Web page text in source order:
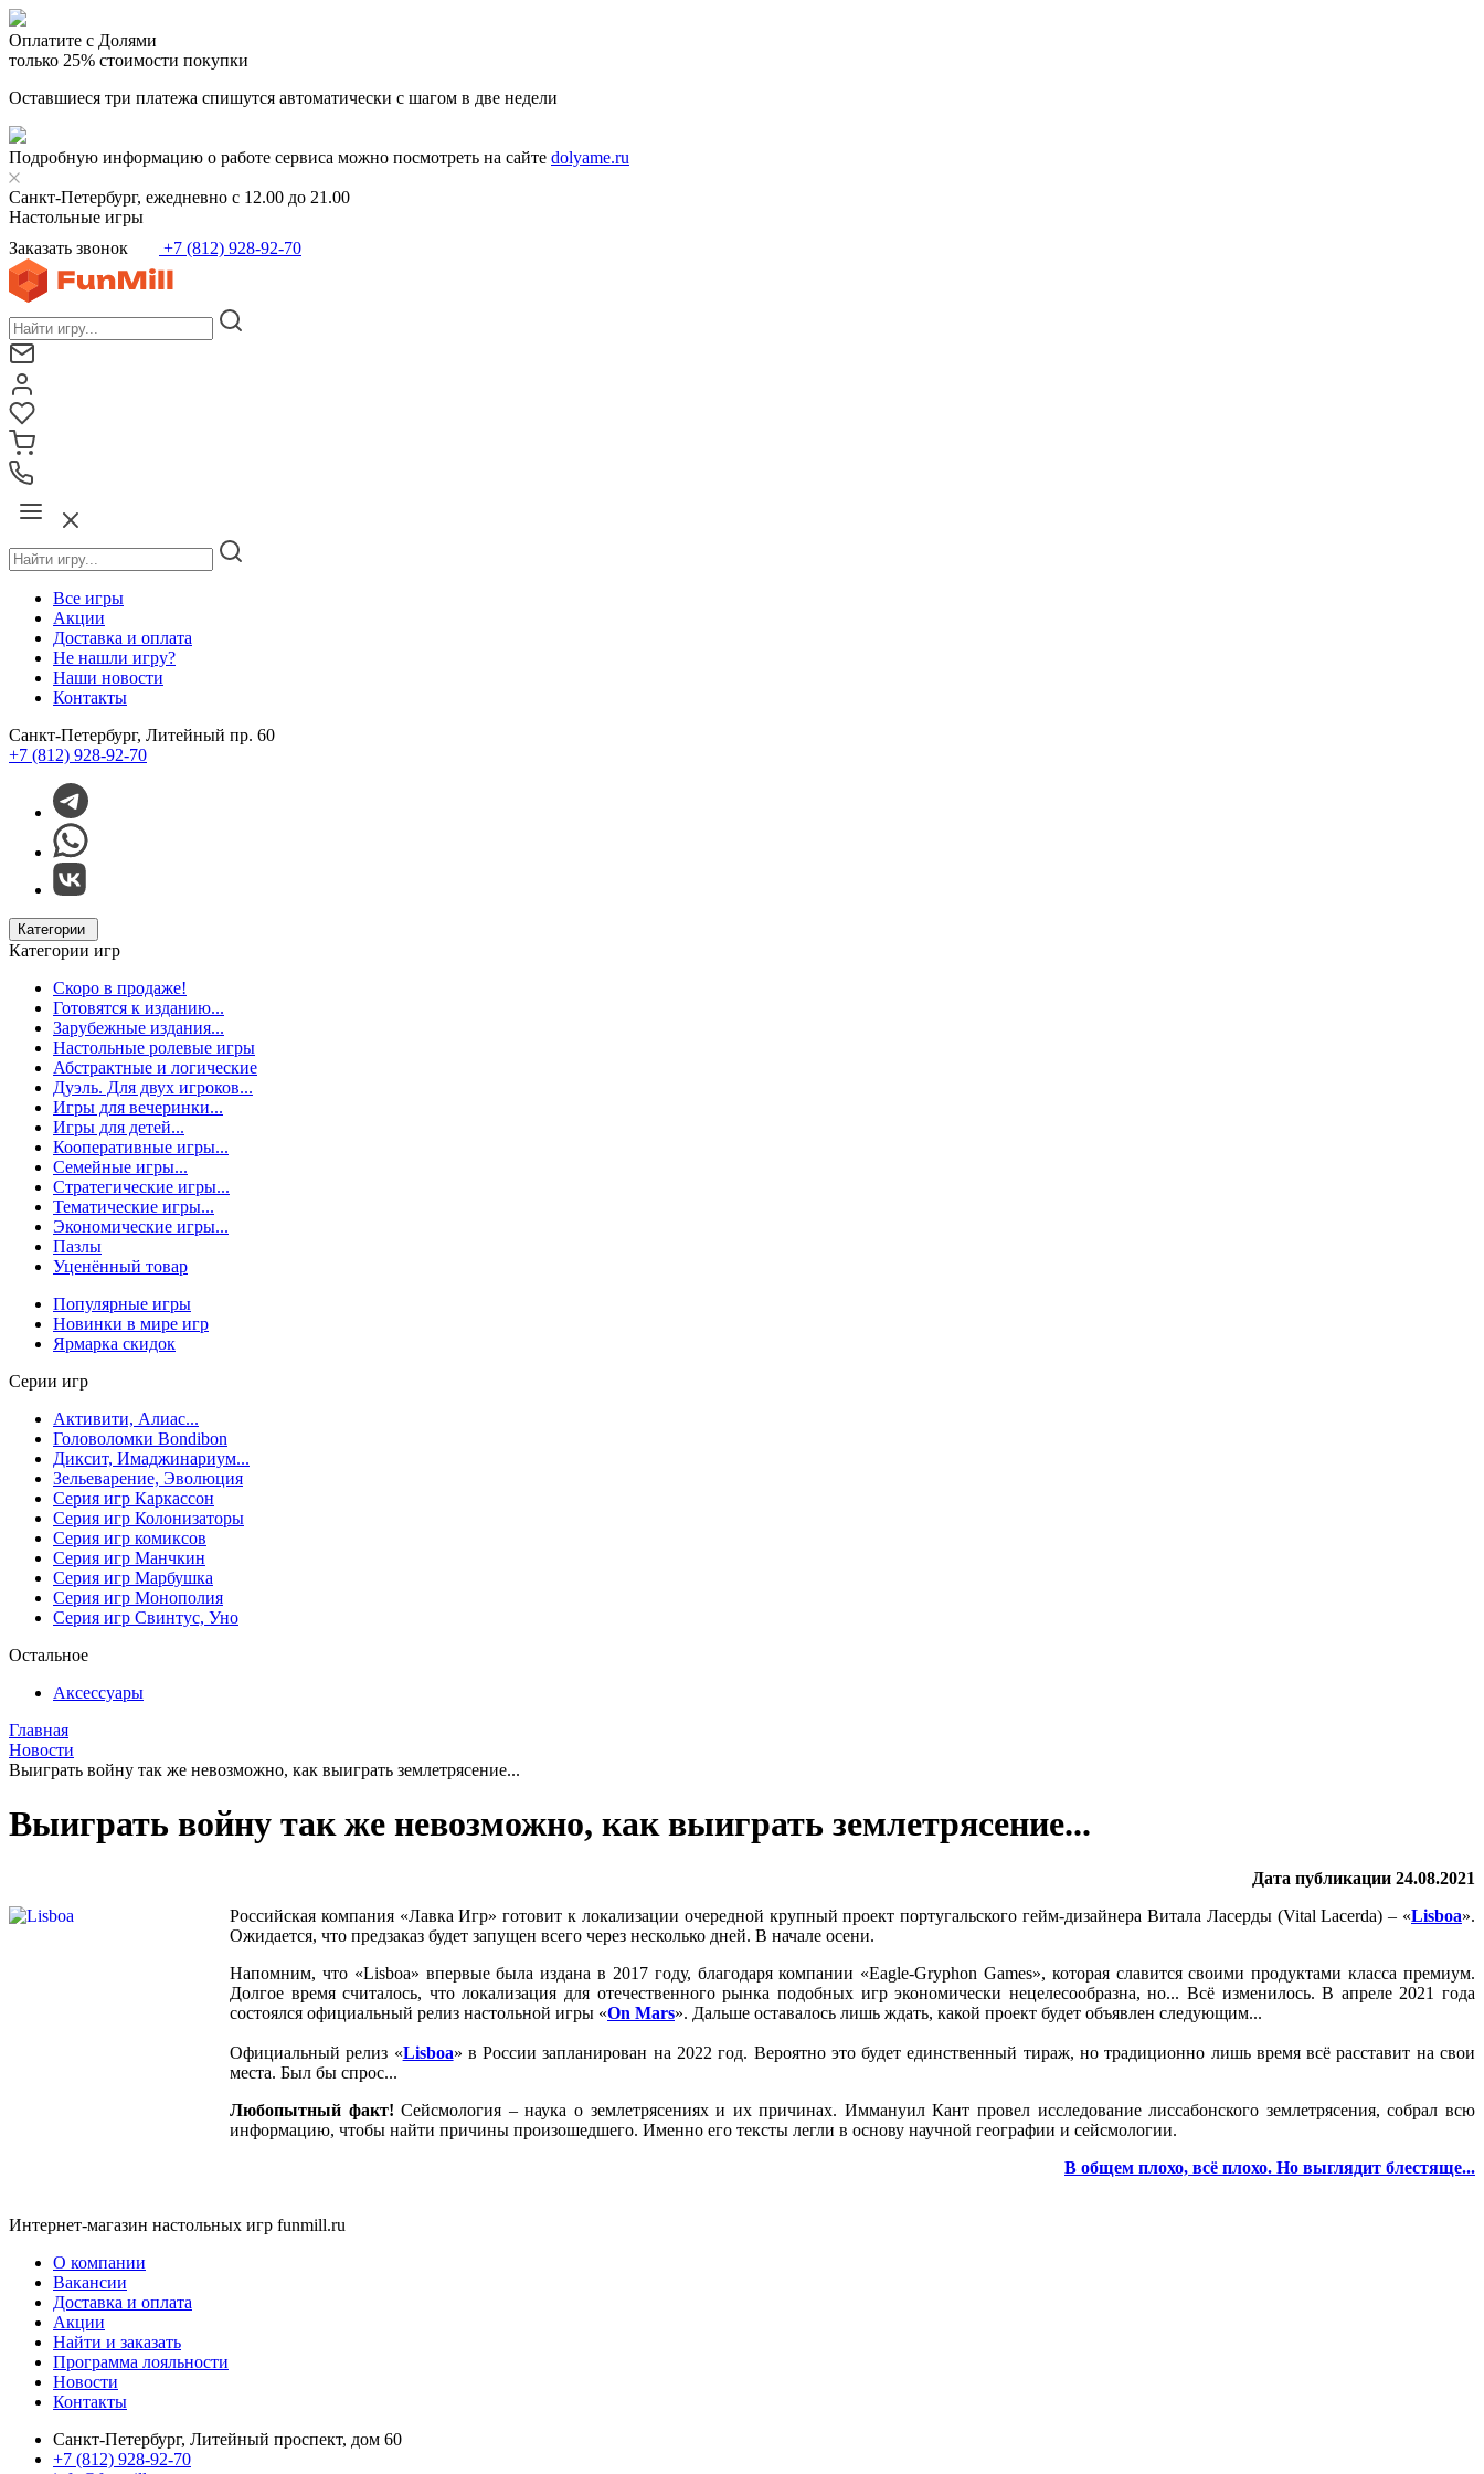
Оплатите с Долями
только 25% стоимости покупки
Оставшиеся три платежа спишутся автоматически с шагом в две недели
Подробную информацию о работе сервиса можно посмотреть на сайте dolyame.ru
Санкт-Петербург, ежедневно с 12.00 до 21.00
Настольные игры
Заказать звонок
+7 (812) 928-92-70
Все игры
Акции
Доставка и оплата
Не нашли игру?
Наши новости
Контакты
Санкт-Петербург, Литейный пр. 60
+7 (812) 928-92-70
Категории
Категории игр
Скоро в продаже!
Готовятся к изданию...
Зарубежные издания...
Настольные ролевые игры
Абстрактные и логические
Дуэль. Для двух игроков...
Игры для вечеринки...
Игры для детей...
Кооперативные игры...
Семейные игры...
Стратегические игры...
Тематические игры...
Экономические игры...
Пазлы
Уценённый товар
Популярные игры
Новинки в мире игр
Ярмарка скидок
Серии игр
Активити, Алиас...
Головоломки Bondibon
Диксит, Имаджинариум...
Зельеварение, Эволюция
Серия игр Каркассон
Серия игр Колонизаторы
Серия игр комиксов
Серия игр Манчкин
Серия игр Марбушка
Серия игр Монополия
Серия игр Свинтус, Уно
Остальное
Аксессуары
Главная
Новости
Выиграть войну так же невозможно, как выиграть землетрясение...
Выиграть войну так же невозможно, как выиграть землетрясение...
Дата публикации 24.08.2021
Российская компания «Лавка Игр» готовит к локализации очередной крупный проект португальского гейм-дизайнера Витала Ласерды (Vital Lacerda) – «Lisboa».
Ожидается, что предзаказ будет запущен всего через несколько дней. В начале осени.
Напомним, что «Lisboa» впервые была издана в 2017 году, благодаря компании «Eagle-Gryphon Games», которая славится своими продуктами класса премиум.
Долгое время считалось, что локализация для отечественного рынка подобных игр экономически нецелесообразна, но... Всё изменилось. В апреле 2021 года
состоялся официальный релиз настольной игры «On Mars». Дальше оставалось лишь ждать, какой проект будет объявлен следующим...
Официальный релиз «Lisboa» в России запланирован на 2022 год. Вероятно это будет единственный тираж, но традиционно лишь время всё расставит на свои
места. Был бы спрос...
Любопытный факт! Сейсмология – наука о землетрясениях и их причинах. Иммануил Кант провел исследование лиссабонского землетрясения, собрал всю
информацию, чтобы найти причины произошедшего. Именно его тексты легли в основу научной географии и сейсмологии.
В общем плохо, всё плохо. Но выглядит блестяще...
Интернет-магазин настольных игр funmill.ru
О компании
Вакансии
Доставка и оплата
Акции
Найти и заказать
Программа лояльности
Новости
Контакты
Санкт-Петербург, Литейный проспект, дом 60
+7 (812) 928-92-70